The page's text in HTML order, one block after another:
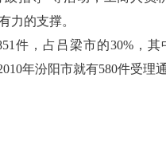
力的支撑。
件，占吕梁市的30%，
年汾阳市就有580件受理